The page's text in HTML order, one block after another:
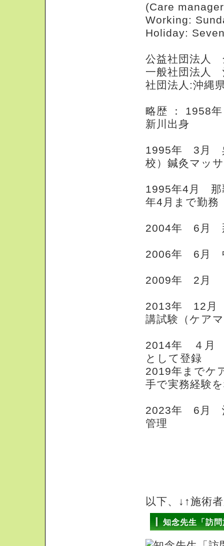
(Care
Working:
Holiday:
公益社団法人
一般社団法人
社団法人:沖縄
略歴 ： 1958
新川出身
1995年 3月 呉
校）鍼灸マッ
1995年4月 那
年4月まで勤務
2004年 6月
2006年 6月
2009年 2月
2013年 12月
講試験（ケア
2014年 ４月
として登録
2019年までケ
手で実務経験
2023年 6月
管理
以下、↓↑施術
知念先生「訪